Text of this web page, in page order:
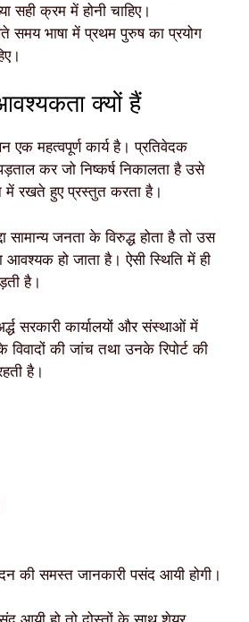
सही क्रम में होनी चाहिए।
समय भाषा में प्रथम पुरुष का प्रयोग
क्यों हैं
महत्वपूर्ण कार्य है। प्रतिवेदक
कर जो निष्कर्ष निकालता है उसे
में रखते हुए प्रस्तुत करता है।
सामान्य जनता के विरुद्ध होता है तो उस
आवश्यक हो जाता है। ऐसी स्थिति में ही
है।
सरकारी कार्यालयों और संस्थाओं में
की जांच तथा उनके रिपोर्ट की
है।
की समस्त जानकारी पसंद आयी होगी।